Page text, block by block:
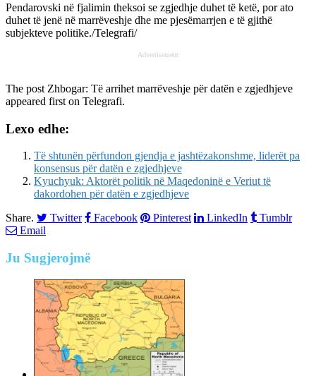
Pendarovski në fjalimin theksoi se zgjedhje duhet të ketë, por ato
duhet të jenë në marrëveshje dhe me pjesëmarrjen e të gjithë
subjekteve politike./Telegrafi/
Advertisement
The post Zhbogar: Të arrihet marrëveshje për datën e zgjedhjeve
appeared first on Telegrafi.
Lexo edhe:
Të shtunën përfundon gjendja e jashtëzakonshme, liderët pa
konsensus për datën e zgjedhjeve
Kyuchyuk: Aktorët politik në Maqedoninë e Veriut të
dakordohen për datën e zgjedhjeve
Share.
Twitter Facebook Pinterest LinkedIn
Tumblr
Email
Ju Sugjerojmë